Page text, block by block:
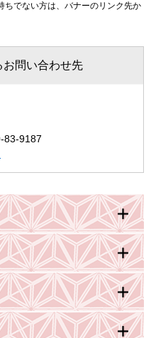
ちでない方は、バナーのリンク先か
お問い合わせ先
83-9187